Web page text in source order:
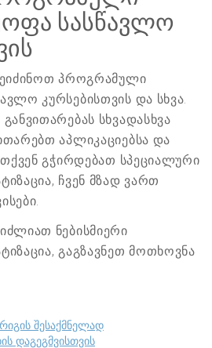
სასწავლო
პროგრამული
კურსებისთვის და სხვა.
სხვადასხვა
აპლიკაციებსა და
გჭირდებათ სპეციალური
ჩვენ მზად ვართ
ნებისმიერი
გაგზავნეთ მოთხოვნა
შესაქმნელად
დაგეგმვისთვის